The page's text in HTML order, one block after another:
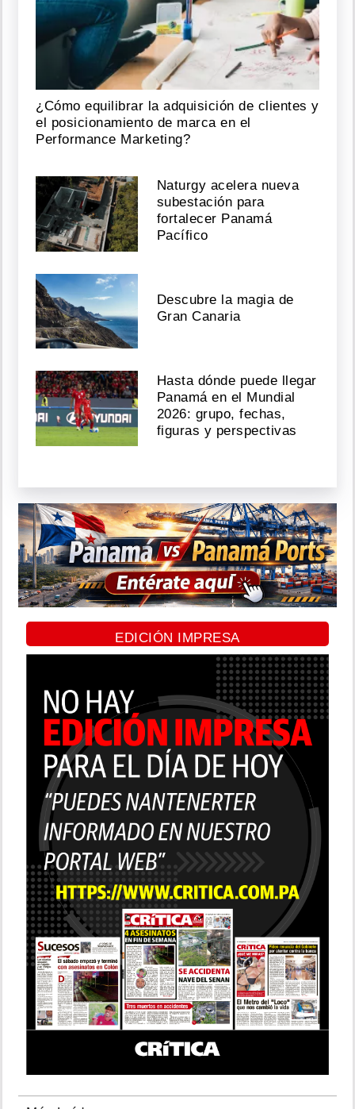
¿Cómo equilibrar la adquisición de clientes y
el posicionamiento de marca en el
Performance Marketing?
Naturgy acelera nueva
subestación para
fortalecer Panamá
Pacífico
Descubre la magia de
Gran Canaria
Hasta dónde puede llegar
Panamá en el Mundial
2026: grupo, fechas,
figuras y perspectivas
EDICIÓN IMPRESA